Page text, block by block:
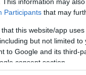
Participants that may
that this website/app
but not limited
to Google and its third-
consent section.